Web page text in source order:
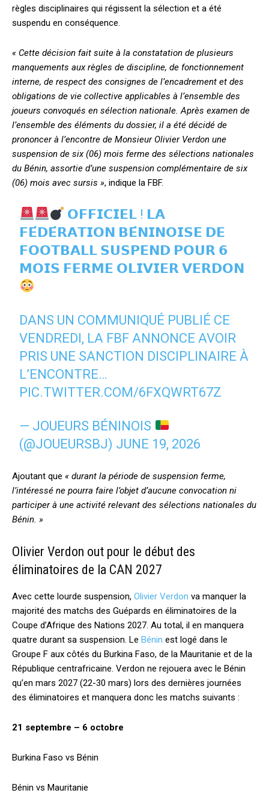
règles disciplinaires qui régissent la sélection et a été
suspendu en conséquence.
« Cette décision fait suite à la constatation de plusieurs
manquements aux règles de discipline, de fonctionnement
interne, de respect des consignes de l’encadrement et des
obligations de vie collective applicables à l’ensemble des
joueurs convoqués en sélection nationale. Après examen de
l’ensemble des éléments du dossier, il a été décidé de
prononcer à l’encontre de Monsieur Olivier Verdon une
suspension de six (06) mois ferme des sélections nationales
du Bénin, assortie d’une suspension complémentaire de six
(06) mois avec sursis », indique la FBF.
𝗢𝗙𝗙𝗜𝗖𝗜𝗘𝗟 ! 𝗟𝗔
𝗙𝗘́𝗗𝗘́𝗥𝗔𝗧𝗜𝗢𝗡 𝗕𝗘́𝗡𝗜𝗡𝗢𝗜𝗦𝗘 𝗗𝗘
𝗙𝗢𝗢𝗧𝗕𝗔𝗟𝗟 𝗦𝗨𝗦𝗣𝗘𝗡𝗗 𝗣𝗢𝗨𝗥 𝟲
𝗠𝗢𝗜𝗦 𝗙𝗘𝗥𝗠𝗘 𝗢𝗟𝗜𝗩𝗜𝗘𝗥 𝗩𝗘𝗥𝗗𝗢𝗡
DANS UN COMMUNIQUÉ PUBLIÉ CE
VENDREDI, LA FBF ANNONCE AVOIR
PRIS UNE SANCTION DISCIPLINAIRE À
L’ENCONTRE…
PIC.TWITTER.COM/6FXQWRT67Z
— JOUEURS BÉNINOIS
(@JOUEURSBJ) JUNE 19, 2026
Ajoutant que « durant la période de suspension ferme,
l’intéressé ne pourra faire l’objet d’aucune convocation ni
participer à une activité relevant des sélections nationales du
Bénin. »
Olivier Verdon out pour le début des
éliminatoires de la CAN 2027
Avec cette lourde suspension, Olivier Verdon va manquer la
majorité des matchs des Guépards en éliminatoires de la
Coupe d’Afrique des Nations 2027. Au total, il en manquera
quatre durant sa suspension. Le Bénin est logé dans le
Groupe F aux côtés du Burkina Faso, de la Mauritanie et de la
République centrafricaine. Verdon ne rejouera avec le Bénin
qu’en mars 2027 (22-30 mars) lors des dernières journées
des éliminatoires et manquera donc les matchs suivants :
21 septembre – 6 octobre
Burkina Faso vs Bénin
Bénin vs Mauritanie